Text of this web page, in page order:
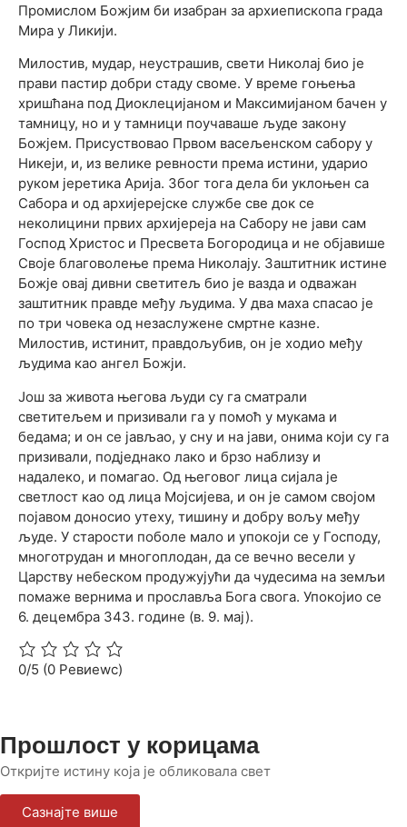
Промислом Божјим би изабран за архиепископа града
Мира у Ликији.
Милостив, мудар, неустрашив, свети Николај био је
прави пастир добри стаду своме. У време гоњења
хришћана под Диоклецијаном и Максимијаном бачен у
тамницу, но и у тамници поучаваше људе закону
Божјем. Присуствовао Првом васељенском сабору у
Никеји, и, из велике ревности према истини, ударио
руком јеретика Арија. Због тога дела би уклоњен са
Сабора и од архијерејске службе све док се
неколицини првих архијереја на Сабору не јави сам
Господ Христос и Пресвета Богородица и не објавише
Своје благоволење према Николају. Заштитник истине
Божје овај дивни светитељ био је вазда и одважан
заштитник правде међу људима. У два маха спасао је
по три човека од незаслужене смртне казне.
Милостив, истинит, правдољубив, он је ходио међу
људима као ангел Божји.
Још за живота његова људи су га сматрали
светитељем и призивали га у помоћ у мукама и
бедама; и он се јављао, у сну и на јави, онима који су га
призивали, подједнако лако и брзо наблизу и
надалеко, и помагао. Од његовог лица сијала је
светлост као од лица Мојсијева, и он је самом својом
појавом доносио утеху, тишину и добру вољу међу
људе. У старости поболе мало и упокоји се у Господу,
многотрудан и многоплодан, да се вечно весели у
Царству небеском продужујући да чудесима на земљи
помаже вернима и прославља Бога свога. Упокојио се
6. децембра 343. године (в. 9. мај).
0/5 (0 Ревиеwс)
Прошлост у корицама
Откријте истину која је обликовала свет
Сазнајте више